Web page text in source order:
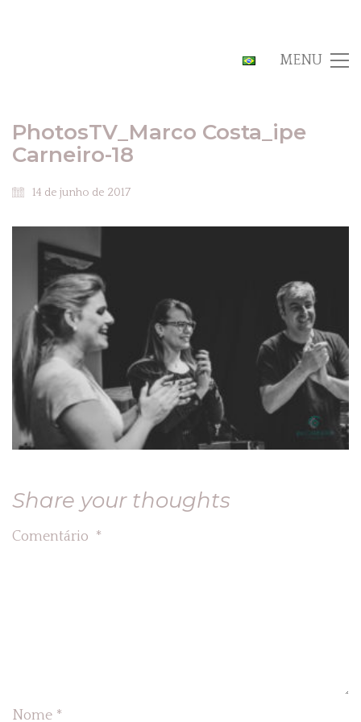
MENU
PhotosTV_Marco Costa_ipe
Carneiro-18
14 de junho de 2017
Share your thoughts
Comentário *
Nome *